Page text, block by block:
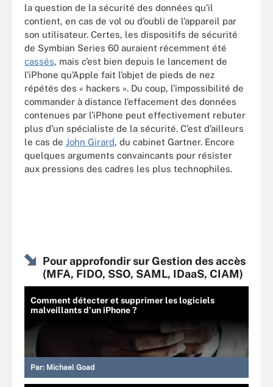
la question de la sécurité des données qu’il
contient, en cas de vol ou d’oubli de l’appareil par
son utilisateur. Certes, les dispositifs de sécurité
de Symbian Series 60 auraient récemment été
cassés, mais c’est bien depuis le lancement de
l’iPhone qu’Apple fait l’objet de pieds de nez
répétés des « hackers ». Du coup, l’impossibilité de
commander à distance l’effacement des données
contenues par l’iPhone peut effectivement rebuter
plus d’un spécialiste de la sécurité. C’est d’ailleurs
le cas de John Girard, du cabinet Gartner. Encore
quelques arguments convaincants pour résister
aux pressions des cadres les plus technophiles.
Pour approfondir sur Gestion des accès
(MFA, FIDO, SSO, SAML, IDaaS, CIAM)
Comment détecter et supprimer les logiciels
malveillants d’un iPhone ?
Par: Michael Goad